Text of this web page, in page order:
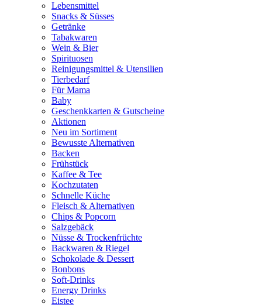
Lebensmittel
Snacks & Süsses
Getränke
Tabakwaren
Wein & Bier
Spirituosen
Reinigungsmittel & Utensilien
Tierbedarf
Für Mama
Baby
Geschenkkarten & Gutscheine
Aktionen
Neu im Sortiment
Bewusste Alternativen
Backen
Frühstück
Kaffee & Tee
Kochzutaten
Schnelle Küche
Fleisch & Alternativen
Chips & Popcorn
Salzgebäck
Nüsse & Trockenfrüchte
Backwaren & Riegel
Schokolade & Dessert
Bonbons
Soft-Drinks
Energy Drinks
Eistee